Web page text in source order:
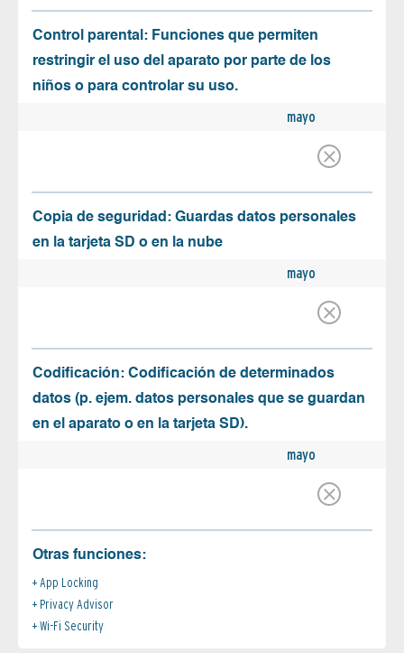
Control parental: Funciones que permiten
restringir el uso del aparato por parte de los
niños o para controlar su uso.
mayo
Copia de seguridad: Guardas datos personales
en la tarjeta SD o en la nube
mayo
Codificación: Codificación de determinados
datos (p. ejem. datos personales que se guardan
en el aparato o en la tarjeta SD).
mayo
Otras funciones:
App Locking
Privacy Advisor
Wi-Fi Security